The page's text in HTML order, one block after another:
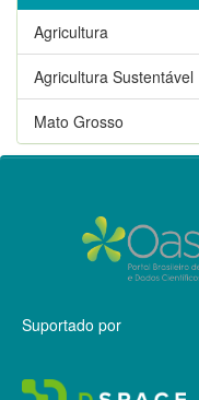
Agricultura
Agricultura Sustentável
Mato Grosso
Suportado por